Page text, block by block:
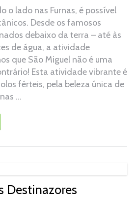
o lado nas Furnas, é possível
Desde os famosos
debaixo da terra – até às
de água, a atividade
que São Miguel não é uma
Esta atividade vibrante é
férteis, pela beleza única de
…
Destinazores